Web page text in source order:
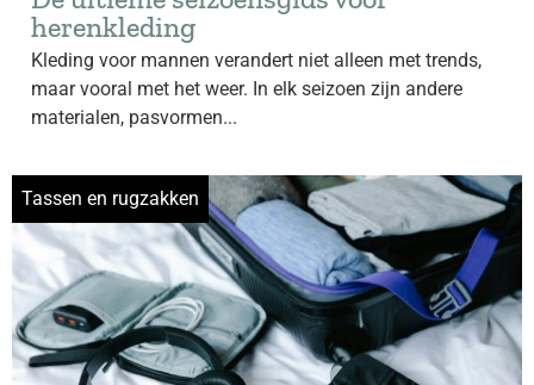
herenkleding
Kleding voor mannen verandert niet alleen met trends,
maar vooral met het weer. In elk seizoen zijn andere
materialen, pasvormen...
Tassen en rugzakken